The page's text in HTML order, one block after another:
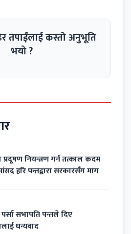
तपाईंलाई कस्तो अनुभूति
भयो ?
प्रदूषण नियन्त्रण गर्न तत्काल कदम
हरि पन्तद्वारा सरकारसँग माग
पर्सा सभापति पन्तले दिए
धन्यवाद